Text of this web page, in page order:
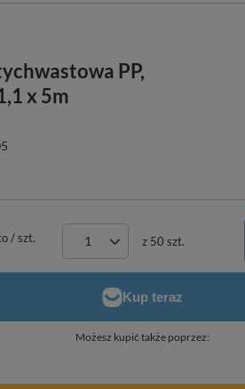
PP,
x 5m
/szt. z 50 szt.
Możesz kupić także poprzez: